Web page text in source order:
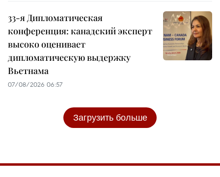
33-я Дипломатическая
конференция: канадский эксперт
высоко оценивает
дипломатическую выдержку
Вьетнама
07/08/2026 06:57
Загрузить больше